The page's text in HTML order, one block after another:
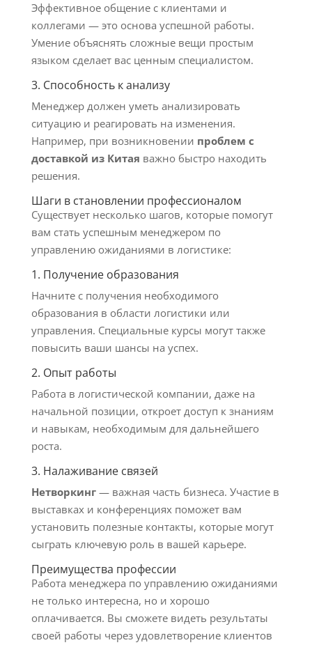
Эффективное общение с клиентами и
коллегами — это основа успешной работы.
Умение объяснять сложные вещи простым
языком сделает вас ценным специалистом.
3. Способность к анализу
Менеджер должен уметь анализировать
ситуацию и реагировать на изменения.
Например, при возникновении проблем с
доставкой из Китая важно быстро находить
решения.
Шаги в становлении профессионалом
Существует несколько шагов, которые помогут
вам стать успешным менеджером по
управлению ожиданиями в логистике:
1. Получение образования
Начните с получения необходимого
образования в области логистики или
управления. Специальные курсы могут также
повысить ваши шансы на успех.
2. Опыт работы
Работа в логистической компании, даже на
начальной позиции, откроет доступ к знаниям
и навыкам, необходимым для дальнейшего
роста.
3. Налаживание связей
Нетворкинг— важная часть бизнеса. Участие в
выставках и конференциях поможет вам
установить полезные контакты, которые могут
сыграть ключевую роль в вашей карьере.
Преимущества профессии
Работа менеджера по управлению ожиданиями
не только интересна, но и хорошо
оплачивается. Вы сможете видеть результаты
своей работы через удовлетворение клиентов